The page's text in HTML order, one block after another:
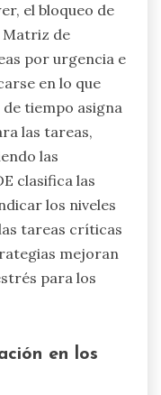
el bloqueo de
Matriz de
por urgencia e
en lo que
tiempo asigna
las tareas,
las
clasifica las
los niveles
tareas críticas
mejoran
para los
en los